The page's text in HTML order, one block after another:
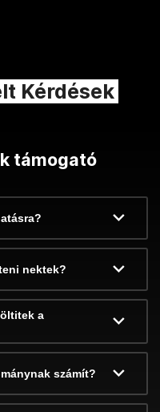
Kérdések
támogató
nektek?
a
számít?